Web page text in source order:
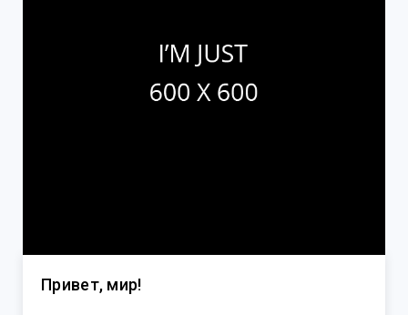
Привет, мир!